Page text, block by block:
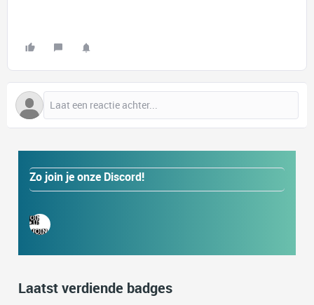
Zo join je onze Discord!
Laatst verdiende badges